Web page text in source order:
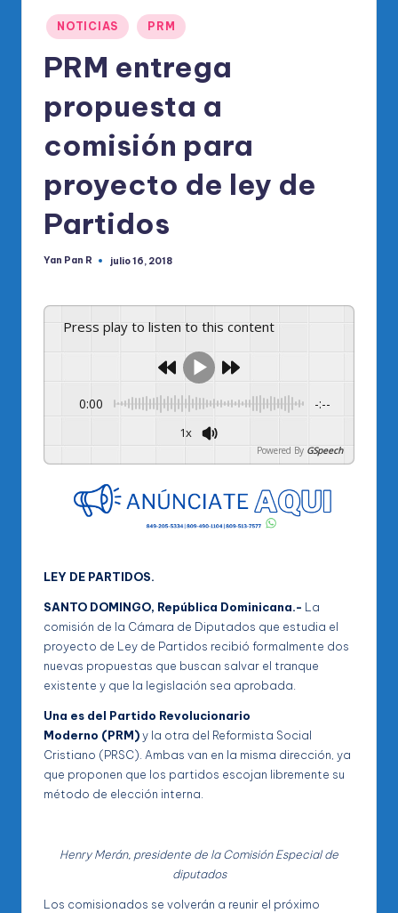
di
O
ci
al
el
Publicado
en
NOTICIAS PRM
PRM entrega
propuesta a
comisión para
proyecto de ley de
Partidos
Publicado
Yan Pan R julio 16, 2018
Press play to listen to this content
0:00 -:--
1x
Powered By GSpeech
LEY DE PARTIDOS.
SANTO DOMINGO, República Dominicana.- La
comisión de la Cámara de Diputados que estudia el
proyecto de Ley de Partidos recibió formalmente dos
nuevas propuestas que buscan salvar el tranque
existente y que la legislación sea aprobada.
Una es del Partido Revolucionario
Moderno (PRM)y la otra del Reformista Social
Cristiano (PRSC). Ambas van en la misma dirección, ya
que proponen que los partidos escojan libremente su
método de elección interna.
Henry Merán, presidente de la Comisión Especial de
diputados
Los comisionados se volverán a reunir el próximo